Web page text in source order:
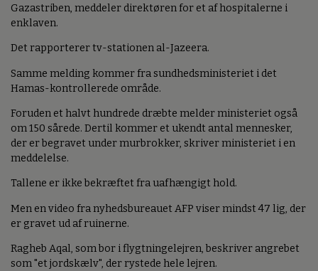
Gazastriben, meddeler direktøren for et af hospitalerne i
enklaven.
Det rapporterer tv-stationen al-Jazeera.
Samme melding kommer fra sundhedsministeriet i det
Hamas-kontrollerede område.
Foruden et halvt hundrede dræbte melder ministeriet også
om 150 sårede. Dertil kommer et ukendt antal mennesker,
der er begravet under murbrokker, skriver ministeriet i en
meddelelse.
Tallene er ikke bekræftet fra uafhængigt hold.
Men en video fra nyhedsbureauet AFP viser mindst 47 lig, der
er gravet ud af ruinerne.
Ragheb Aqal, som bor i flygtningelejren, beskriver angrebet
som "et jordskælv", der rystede hele lejren.